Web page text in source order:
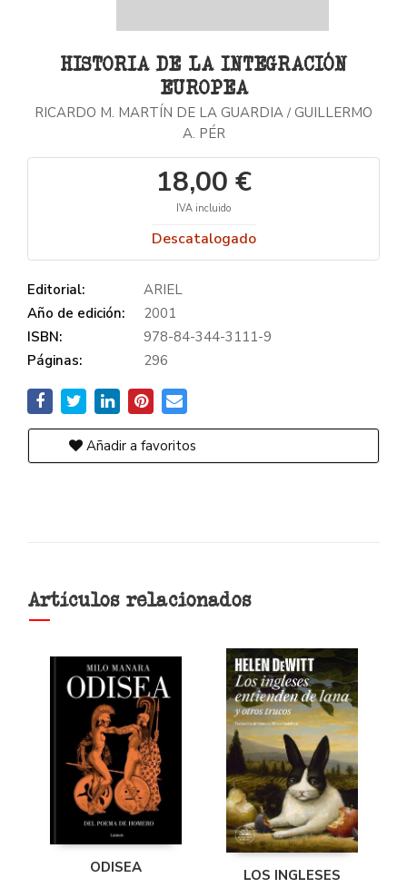
HISTORIA DE LA INTEGRACIÓN
EUROPEA
RICARDO M. MARTÍN DE LA GUARDIA / GUILLERMO
A. PÉR
18,00 €
IVA incluido
Descatalogado
Editorial:
ARIEL
Año de edición:
2001
ISBN:
978-84-344-3111-9
Páginas:
296
Añadir a favoritos
Artículos relacionados
ODISEA
LOS INGLESES